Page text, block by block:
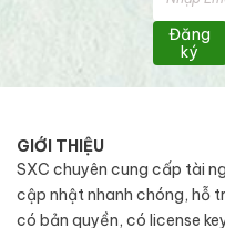
Đăng
ký
GIỚI THIỆU
SXC chuyên cung cấp tài
cập nhật nhanh chóng, hỗ
có bản quyền, có license